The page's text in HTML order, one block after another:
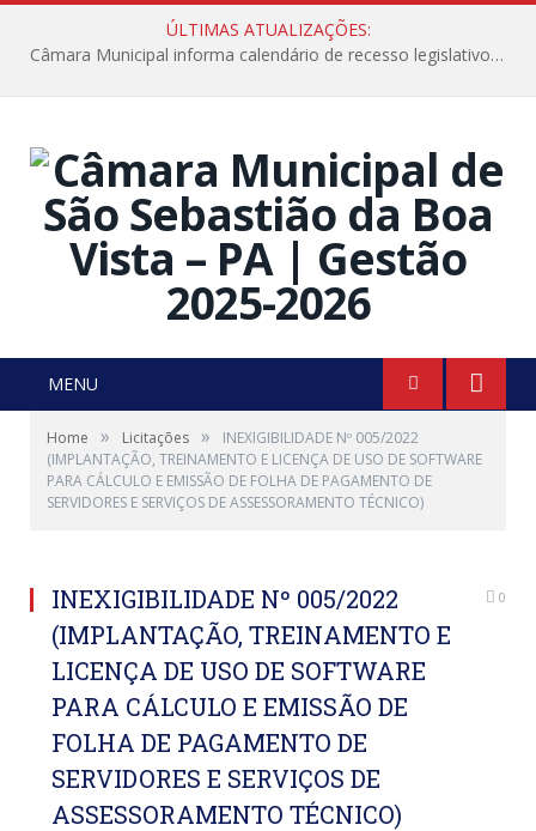
ÚLTIMAS ATUALIZAÇÕES:
Câmara Municipal informa calendário de recesso legislativo de julho
MENU
Home » Licitações »
INEXIGIBILIDADE Nº 005/2022
(IMPLANTAÇÃO, TREINAMENTO E LICENÇA DE USO DE SOFTWARE
PARA CÁLCULO E EMISSÃO DE FOLHA DE PAGAMENTO DE
SERVIDORES E SERVIÇOS DE ASSESSORAMENTO TÉCNICO)
INEXIGIBILIDADE Nº 005/2022
(IMPLANTAÇÃO, TREINAMENTO E
LICENÇA DE USO DE SOFTWARE
PARA CÁLCULO E EMISSÃO DE
FOLHA DE PAGAMENTO DE
SERVIDORES E SERVIÇOS DE
ASSESSORAMENTO TÉCNICO)
0